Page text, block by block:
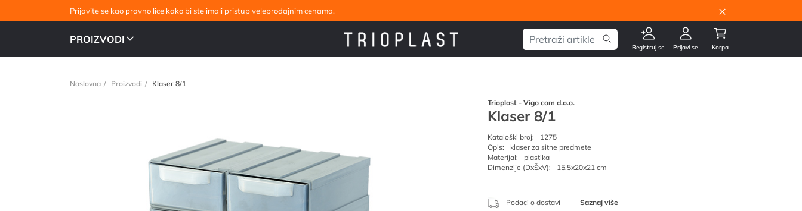
Prijavite se kao pravno lice kako bi ste imali pristup veleprodajnim cenama. ×
PROIZVODI
Registruj se Prijavi se Korpa
Naslovna Proizvodi Klaser 8/1
Trioplast - Vigo com d.o.o.
Klaser 8/1
Kataloški broj:
1275
Opis:
klaser za sitne predmete
Materijal:
plastika
Dimenzije (DxŠxV):
15.5x20x21 cm
Podaci o dostavi Saznaj više